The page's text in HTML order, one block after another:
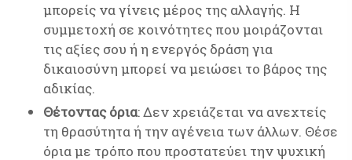
μπορείς να γίνεις μέρος της αλλαγής. Η
συμμετοχή σε κοινότητες που μοιράζονται
τις αξίες σου ή η ενεργός δράση για
δικαιοσύνη μπορεί να μειώσει το βάρος της
αδικίας.
Θέτοντας όρια: Δεν χρειάζεται να ανεχτείς
τη θρασύτητα ή την αγένεια των άλλων. Θέσε
όρια με τρόπο που προστατεύει την ψυχική